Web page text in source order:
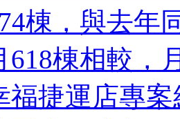
棟，與去年
618棟相較，
福捷運店專